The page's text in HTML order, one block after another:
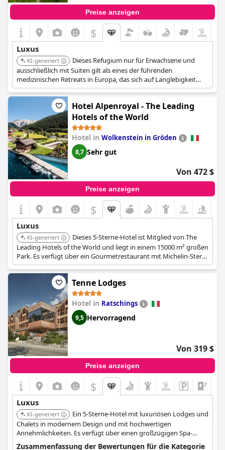
Preise anzeigen
$
Luxus
KI-generiert
Dieses Refugium nur für Erwachsene und
ausschließlich mit Suiten gilt als eines der führenden
medizinischen Retreats in Europa, das sich auf Langlebigkeit
und präventive Medizin konzentriert, unterstützt von einem
Team aus Ärzten und Therapeuten. Es bietet preisgekrönte
Wellness- und Spa-Einrichtungen, darunter Innen- und
Außenpools, Whirlpool, Türkisches Bad, Sauna und ein voll
ausgestattetes Fitnessstudio. Das Hotel verfügt über mehrere
gastronomische Angebote, darunter ein Gourmetrestaurant.
Hotel Alpenroyal - The Leading
Hotels of the World
Hotel in Wolkenstein in Gröden
8,7 Sehr gut
Von 472 $
Preise anzeigen
$
Luxus
KI-generiert
Dieses 5-Sterne-Hotel ist Mitglied von The
Leading Hotels of the World und liegt in einem 15000 m² großen
Park. Es verfügt über ein Gourmetrestaurant mit Michelin-Stern,
drei Pools und einen umfangreichen exklusiven Spa-Bereich, der
unvergleichlichen Luxus und Service bietet.
Tenne Lodges
Hotel in Ratschings
9,5 Hervorragend
Von 319 $
Preise anzeigen
$
Luxus
KI-generiert
Ein 5-Sterne-Hotel mit luxuriösen Lodges und
Chalets in modernem Design und mit hochwertigen
Annehmlichkeiten. Es verfügt über einen großzügigen Spa-
Bereich mit Infinity-Pool, verschiedenen Saunen und Whirlpool
Zusammenfassung der Bewertungen für die Kategorie